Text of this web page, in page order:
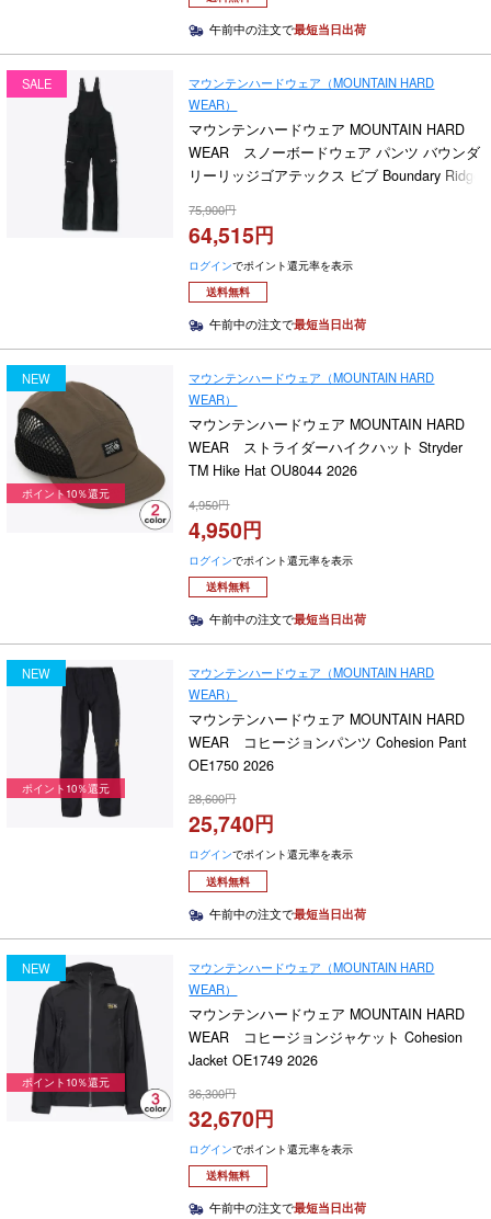
午前中の注文で最短当日出荷
SALE
マウンテンハードウェア（MOUNTAIN HARD
WEAR）
マウンテンハードウェア MOUNTAIN HARD
WEAR スノーボードウェア パンツ バウンダ
リーリッジゴアテックス ビブ Boundary Ridge
75,900
64,515
ログインでポイント還元率を表示
送料無料
午前中の注文で最短当日出荷
NEW
マウンテンハードウェア（MOUNTAIN HARD
WEAR）
マウンテンハードウェア MOUNTAIN HARD
WEAR ストライダーハイクハット Stryder
TM Hike Hat OU8044 2026
4,950
4,950
ログインでポイント還元率を表示
送料無料
ポイント10％還元
午前中の注文で最短当日出荷
NEW
マウンテンハードウェア（MOUNTAIN HARD
WEAR）
マウンテンハードウェア MOUNTAIN HARD
WEAR コヒージョンパンツ Cohesion Pant
OE1750 2026
28,600
25,740
ログインでポイント還元率を表示
送料無料
ポイント10％還元
午前中の注文で最短当日出荷
NEW
マウンテンハードウェア（MOUNTAIN HARD
WEAR）
マウンテンハードウェア MOUNTAIN HARD
WEAR コヒージョンジャケット Cohesion
Jacket OE1749 2026
36,300
32,670
ログインでポイント還元率を表示
送料無料
ポイント10％還元
午前中の注文で最短当日出荷